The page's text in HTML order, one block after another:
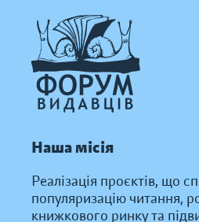
Наша місія
Реалізація проєктів, що
популяризацію читання,
книжкового ринку та